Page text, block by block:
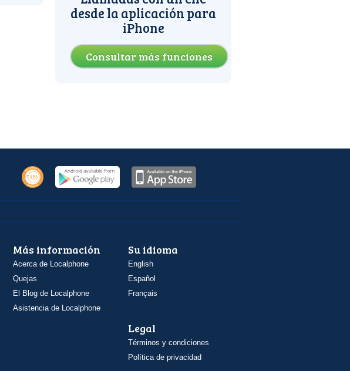
desde la aplicación para
iPhone
Consultar más funciones
Más información
Acerca de Localphone
Quejas
El Blog de Localphone
Asistencia de Localphone
Su idioma
English
Español
Français
Legal
Términos y condiciones
Política de privacidad